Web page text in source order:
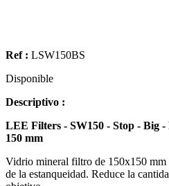
Ref : LSW150BS
Disponible
Descriptivo :
LEE Filters - SW150 - Stop - Big
150 mm
Vidrio mineral filtro de 150x150 mm
de la estanqueidad. Reduce la